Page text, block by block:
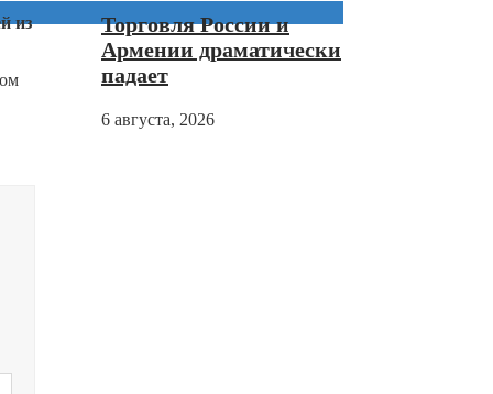
из
Торговля России и
Армении драматически
падает
6 августа, 2026